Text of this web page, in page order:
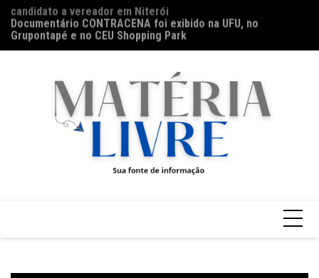
para
conteúdo
Documentário CONTRACENA foi exibido na UFU, no
Grupontapé e no CEU Shopping Park